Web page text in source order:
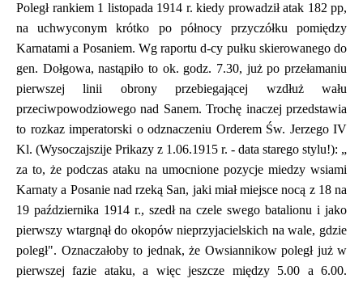
Poległ rankiem 1 listopada 1914 r. kiedy prowadził atak 182 pp,
na uchwyconym krótko po północy przyczółku pomiędzy
Karnatami a Posaniem. Wg raportu d-cy pułku skierowanego do
gen. Dołgowa, nastąpiło to ok. godz. 7.30, już po przełamaniu
pierwszej linii obrony przebiegającej wzdłuż wału
przeciwpowodziowego nad Sanem. Trochę inaczej przedstawia
to rozkaz imperatorski o odznaczeniu Orderem Św. Jerzego IV
Kl. (Wysoczajszije Prikazy z 1.06.1915 r. - data starego stylu!): „
za to, że podczas ataku na umocnione pozycje miedzy wsiami
Karnaty a Posanie nad rzeką San, jaki miał miejsce nocą z 18 na
19 października 1914 r., szedł na czele swego batalionu i jako
pierwszy wtargnął do okopów nieprzyjacielskich na wale, gdzie
poległ". Oznaczałoby to jednak, że Owsiannikow poległ już w
pierwszej fazie ataku, a więc jeszcze między 5.00 a 6.00.